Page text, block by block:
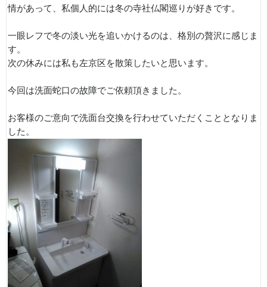
情があって、私個人的には冬の寺社仏閣巡りが好きです。
一眼レフで冬の淡い光を追いかけるのは、格別の贅沢に感じま
す。
次の休みには私も左京区を散策したいと思います。
今回は洗面蛇口の故障でご依頼頂きました。
お客様のご意向で洗面台交換を行わせていただくこととなりま
した。